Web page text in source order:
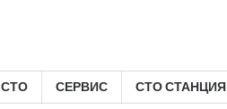
СТО СЕРВИС СТО СТАНЦИЯ